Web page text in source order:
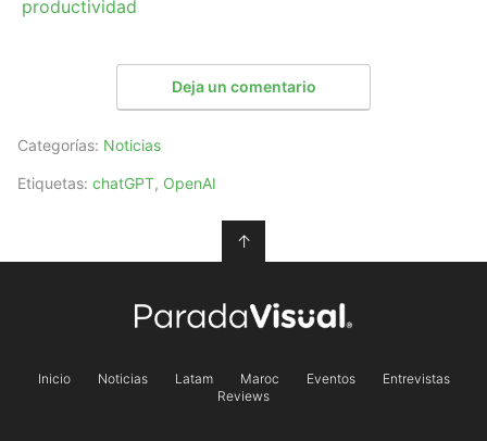
productividad
Deja un comentario
Categorías: Noticias
Etiquetas: chatGPT, OpenAI
↑
Inicio Noticias Latam Maroc Eventos
Entrevistas
Reviews